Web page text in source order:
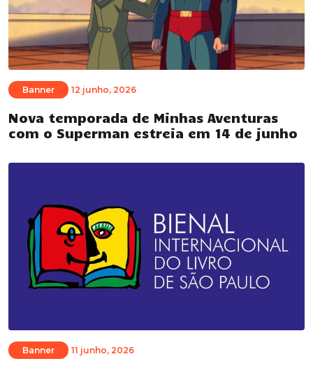
Banner 12 junho, 2026
Nova temporada de Minhas Aventuras
com o Superman estreia em 14 de junho
Banner 11 junho, 2026